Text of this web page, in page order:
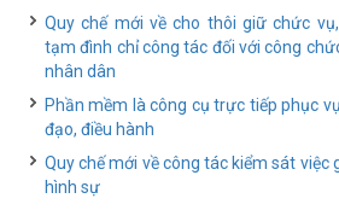
Quy chế mới về cho thôi giữ chức
tạm đình chỉ công tác đối với công
nhân dân
Phần mềm là công cụ trực tiếp phục
đạo, điều hành
Quy chế mới về công tác kiểm sát việc
hình sự